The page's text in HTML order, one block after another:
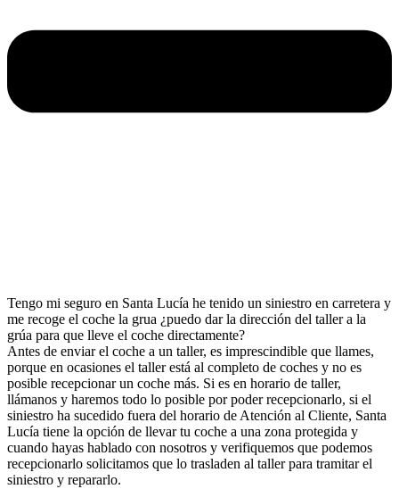
Tengo mi seguro en Santa Lucía he tenido un siniestro en carretera y
me recoge el coche la grua ¿puedo dar la dirección del taller a la
grúa para que lleve el coche directamente?
Antes de enviar el coche a un taller, es imprescindible que llames,
porque en ocasiones el taller está al completo de coches y no es
posible recepcionar un coche más. Si es en horario de taller,
llámanos y haremos todo lo posible por poder recepcionarlo, si el
siniestro ha sucedido fuera del horario de Atención al Cliente, Santa
Lucía tiene la opción de llevar tu coche a una zona protegida y
cuando hayas hablado con nosotros y verifiquemos que podemos
recepcionarlo solicitamos que lo trasladen al taller para tramitar el
siniestro y repararlo.